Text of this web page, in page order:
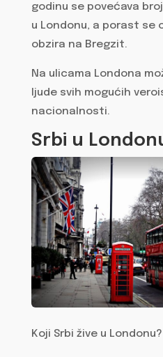
godinu se povećava
u Londonu, a porast se
obzira na Bregzit.
Na ulicama Londona
ljude svih mogućih
nacionalnosti.
Srbi u
Koji Srbi žive u Londonu?